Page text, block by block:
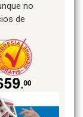
no
de